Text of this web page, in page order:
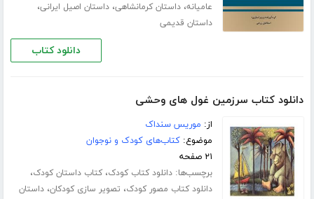
عامیانه،داستان کرمانشاهی،داستان اصیل ایرانی،
داستان قدیمی
دانلود کتاب
دانلود کتاب سرزمین غول های وحشی
از: موریس سنداک
موضوع:کتاب‌های کودک و نوجوان
۲۱ صفحه
برچسب‌ها:دانلود کتاب کودک،کتاب داستان کودک،
دانلود کتاب مصور کودک، تصویر سازی کودکان،داستان